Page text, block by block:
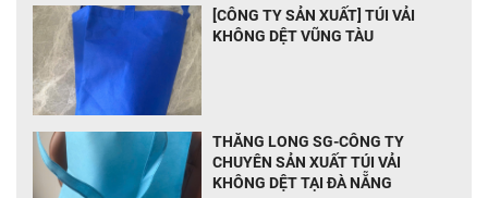
[CÔNG TY SẢN XUẤT] TÚI VẢI
KHÔNG DỆT VŨNG TÀU
THĂNG LONG SG-CÔNG TY
CHUYÊN SẢN XUẤT TÚI VẢI
KHÔNG DỆT TẠI ĐÀ NẴNG